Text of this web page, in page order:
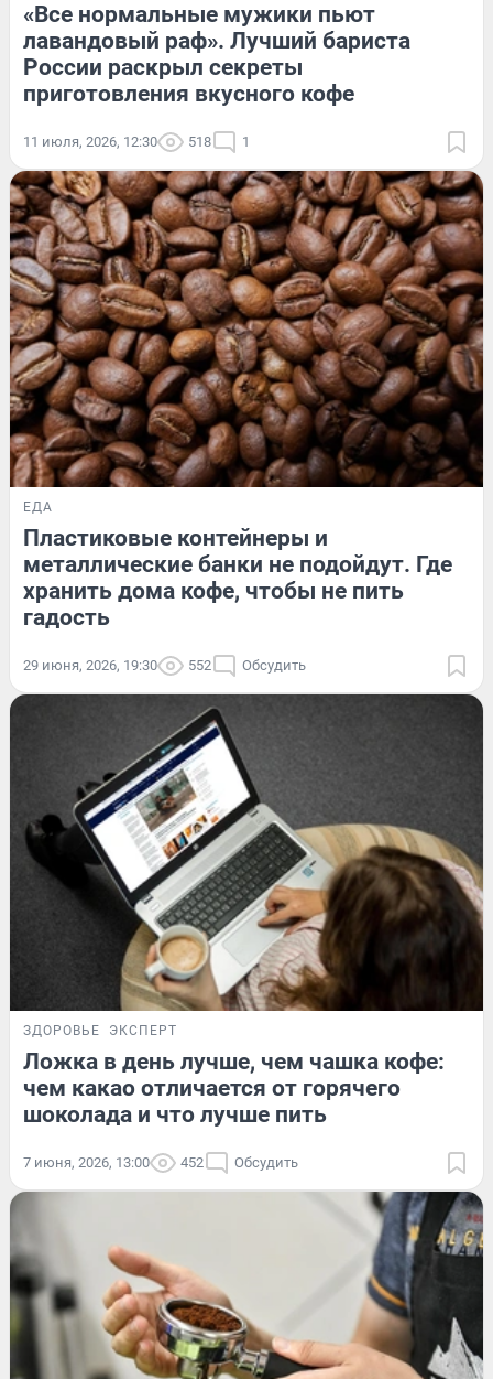
«Все нормальные мужики пьют
лавандовый раф». Лучший бариста
России раскрыл секреты
приготовления вкусного кофе
11 июля, 2026, 12:30 518 1
ЕДА
Пластиковые контейнеры и
металлические банки не подойдут. Где
хранить дома кофе, чтобы не пить
гадость
29 июня, 2026, 19:30 552 Обсудить
ЗДОРОВЬЕ ЭКСПЕРТ
Ложка в день лучше, чем чашка кофе:
чем какао отличается от горячего
шоколада и что лучше пить
7 июня, 2026, 13:00 452 Обсудить